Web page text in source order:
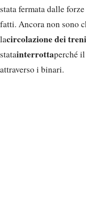
stata fermata dalle
fatti. Ancora non sono
lacircolazione dei treni
statainterrottaperché
attraverso i binari.